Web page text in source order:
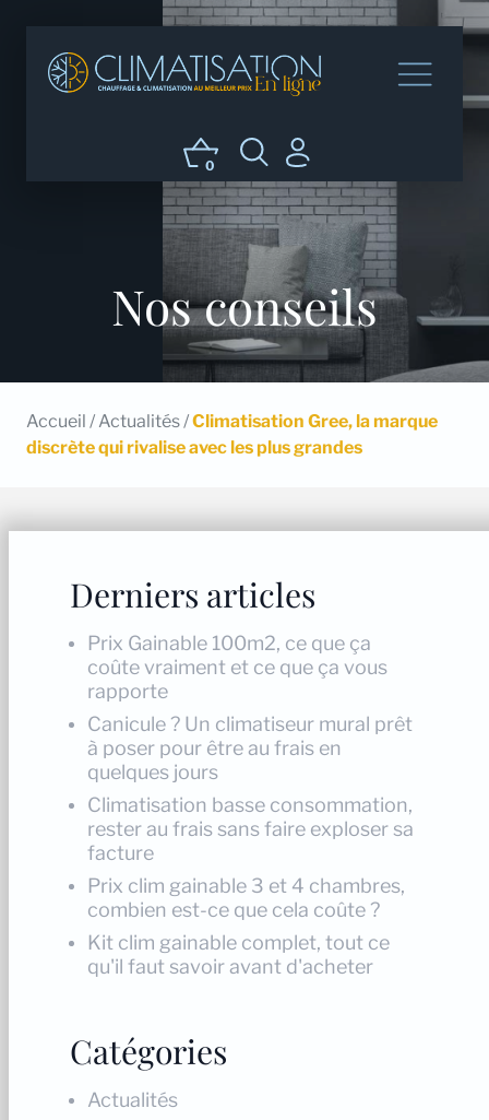
0
Nos conseils
Accueil / Actualités/Climatisation Gree, la marque
discrète qui rivalise avec les plus grandes
Derniers articles
Prix Gainable 100m2, ce que ça
coûte vraiment et ce que ça vous
rapporte
Canicule ? Un climatiseur mural prêt
à poser pour être au frais en
quelques jours
Climatisation basse consommation,
rester au frais sans faire exploser sa
facture
Prix clim gainable 3 et 4 chambres,
combien est-ce que cela coûte ?
Kit clim gainable complet, tout ce
qu'il faut savoir avant d'acheter
Catégories
Actualités